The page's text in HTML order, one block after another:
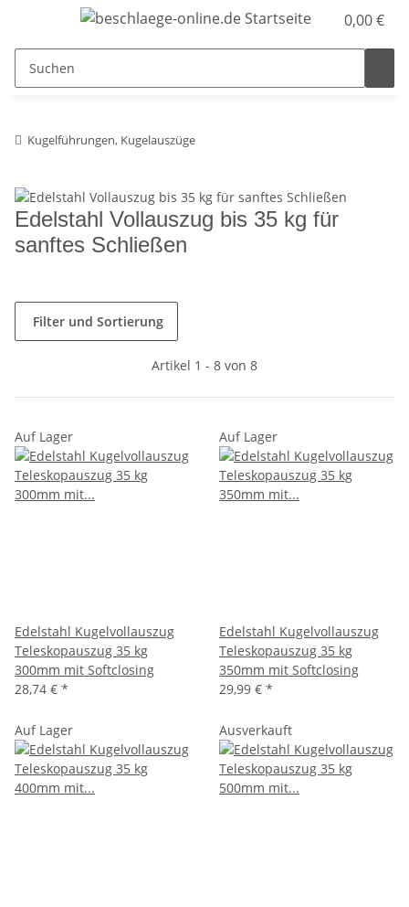
0,00 €
Kugelführungen, Kugelauszüge
Edelstahl Vollauszug bis 35 kg für
sanftes Schließen
Filter und Sortierung
Artikel 1 - 8 von 8
Auf Lager
Edelstahl Kugelvollauszug
Teleskopauszug 35 kg
300mm mit Softclosing
28,74 € *
Auf Lager
Edelstahl Kugelvollauszug
Teleskopauszug 35 kg
350mm mit Softclosing
29,99 € *
Auf Lager Ausverkauft